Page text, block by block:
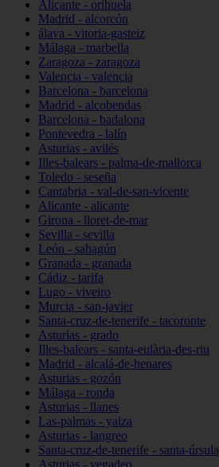
Alicante - orihuela
Madrid - alcorcón
álava - vitoria-gasteiz
Málaga - marbella
Zaragoza - zaragoza
Valencia - valencia
Barcelona - barcelona
Madrid - alcobendas
Barcelona - badalona
Pontevedra - lalín
Asturias - avilés
Illes-balears - palma-de-mallorca
Toledo - seseña
Cantabria - val-de-san-vicente
Alicante - alicante
Girona - lloret-de-mar
Sevilla - sevilla
León - sahagún
Granada - granada
Cádiz - tarifa
Lugo - viveiro
Murcia - san-javier
Santa-cruz-de-tenerife - tacoronte
Asturias - grado
Illes-balears - santa-eulària-des-riu
Madrid - alcalá-de-henares
Asturias - gozón
Málaga - ronda
Asturias - llanes
Las-palmas - yaiza
Asturias - langreo
Santa-cruz-de-tenerife - santa-úrsula
Asturias - vegadeo